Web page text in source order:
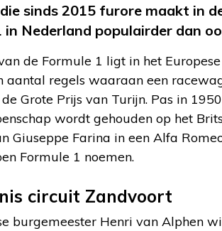
sinds 2015 furore maakt in
in Nederland populairder dan
de Formule 1 ligt in het
aantal regels waaraan een
Grote Prijs van Turijn. Pas in
wordt gehouden op het
Giuseppe Farina in een Alfa
Formule 1 noemen.
circuit Zandvoort
burgemeester Henri van Alphen